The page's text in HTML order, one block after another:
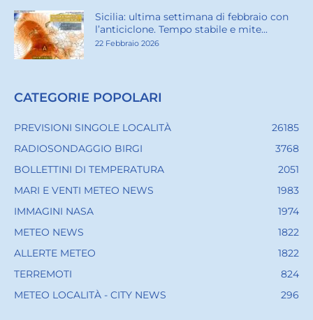
Sicilia: ultima settimana di febbraio con
l’anticiclone. Tempo stabile e mite...
22 Febbraio 2026
CATEGORIE POPOLARI
PREVISIONI SINGOLE LOCALITÀ
26185
RADIOSONDAGGIO BIRGI
3768
BOLLETTINI DI TEMPERATURA
2051
MARI E VENTI METEO NEWS
1983
IMMAGINI NASA
1974
METEO NEWS
1822
ALLERTE METEO
1822
TERREMOTI
824
METEO LOCALITÀ - CITY NEWS
296